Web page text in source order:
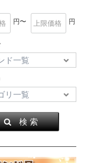
円〜
円
検 索